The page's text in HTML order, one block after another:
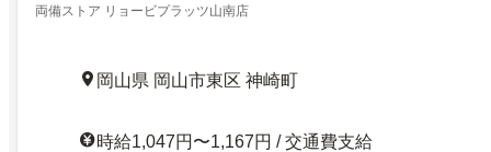
両備ストア リョービプラッツ山南店
岡山県 岡山市東区 神崎町
時給1,047円〜1,167円 / 交通費支給